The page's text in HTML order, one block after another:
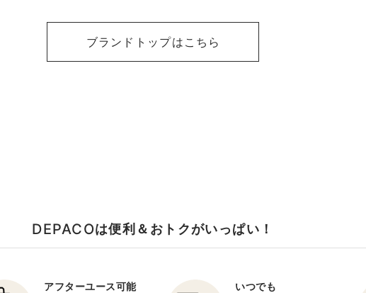
ブランドトップはこちら
DEPACOは便利＆おトクがいっぱい！
アフターユース可能
いつでも